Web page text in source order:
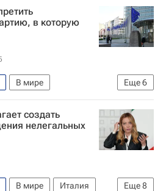
в которую
Еще6
В мире
Германия
Евросоюз
(партия)
создать
нелегальных
Еще8
В мире
Италия